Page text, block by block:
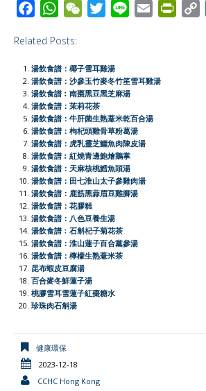
c
e
b
o
o
k
W
a
t
s
A
p
p
W
h
a
t
t
t
e
r
l
Related Posts:
湯飲食譜：椰子雪耳雞湯
湯飲食譜：沙參玉竹麥冬竹笙雪耳雞湯
湯飲食譜︰南棗黑豆黑芝麻湯
湯飲食譜：茉莉花茶
湯飲食譜：牛肝菌生熟薏米乾百合湯
湯飲食譜：枸杞頭雞骨草粉葛湯
湯飲食譜：虎乳靈芝鱷魚肉陳皮湯
湯飲食譜︰紅燒青邊鮑燴鵝掌
湯飲食譜：天麻核桃鱈魚頭湯
湯飲食譜：田七淮山太子參雞肉湯
湯飲食譜：鹿筋黑蒜眉豆雞腳湯
湯飲食譜：花膠糕
湯飲食譜：八色豆養生湯
湯飲食譜﹕石斛杞子菊花茶
湯飲食譜：淮山蓮子百合黨參湯
湯飲食譜：檸檬生熟薏米茶
昆布蝦皮豆腐湯
百合麥冬鮮蓮子湯
桃膠雪耳雪蓮子紅棗糖水
珍珠肉石斛湯
健康環保
2023-12-18
CCHC Hong Kong